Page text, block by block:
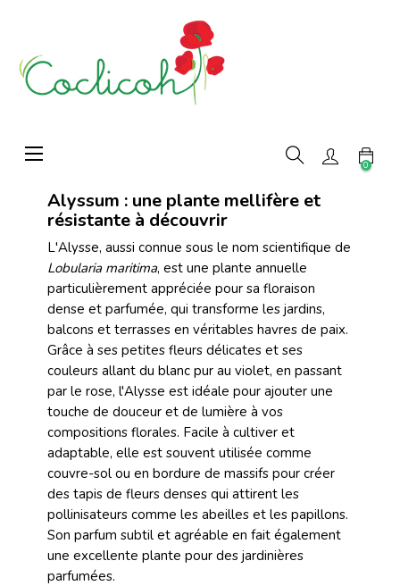
Basculer
la
☰
0
Alyssum : une plante mellifère et
résistante à découvrir
L'Alysse, aussi connue sous le nom scientifique de
Lobularia maritima, est une plante annuelle
particulièrement appréciée pour sa floraison
dense et parfumée, qui transforme les jardins,
balcons et terrasses en véritables havres de paix.
Grâce à ses petites fleurs délicates et ses
couleurs allant du blanc pur au violet, en passant
par le rose, l'Alysse est idéale pour ajouter une
touche de douceur et de lumière à vos
compositions florales. Facile à cultiver et
adaptable, elle est souvent utilisée comme
couvre-sol ou en bordure de massifs pour créer
des tapis de fleurs denses qui attirent les
pollinisateurs comme les abeilles et les papillons.
Son parfum subtil et agréable en fait également
une excellente plante pour des jardinières
parfumées.